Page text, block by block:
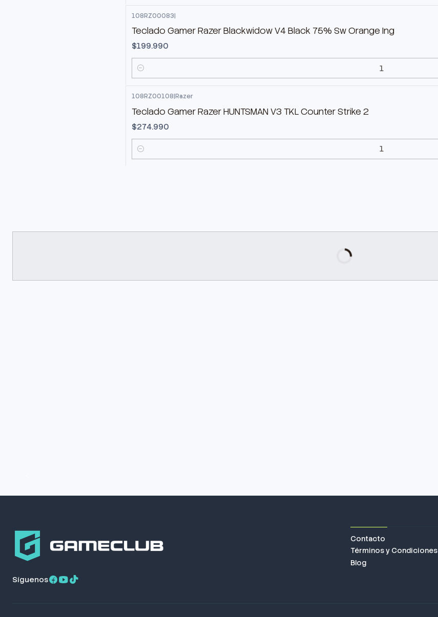
108RZ00083|
Teclado Gamer Razer Blackwidow V4 Black 75% Sw Orange Ing
$199.990
Cantidad
108RZ00108|Razer
Teclado Gamer Razer HUNTSMAN V3 TKL Counter Strike 2
$274.990
Cantidad
Síguenos
Contacto
Términos y Condiciones
Blog